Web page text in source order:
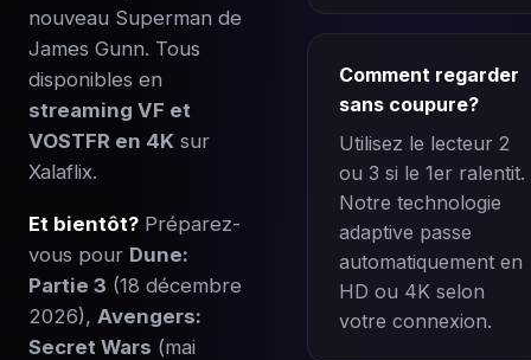
nouveau Superman de
James Gunn. Tous
disponibles en
streaming VF et
VOSTFR en 4K sur
Xalaflix.
Et bientôt? Préparez-
vous pour Dune:
Partie 3 (18 décembre
2026), Avengers:
Secret Wars (mai
Comment regarder
sans coupure?
Utilisez le lecteur 2
ou 3 si le 1er ralentit.
Notre technologie
adaptive passe
automatiquement en
HD ou 4K selon
votre connexion.